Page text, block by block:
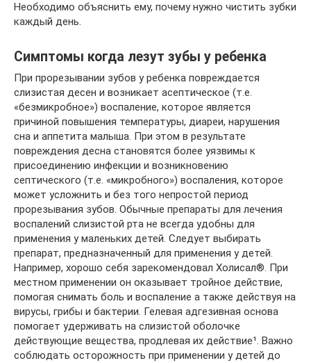
Необходимо объяснить ему, почему нужно чистить зубки
каждый день.
Симптомы когда лезут зубы у ребенка
При прорезывании зубов у ребенка повреждается
слизистая десен и возникает асептическое (т.е.
«безмикробное») воспаление, которое является
причиной повышения температуры, диареи, нарушения
сна и аппетита малыша. При этом в результате
повреждения десна становятся более уязвимы к
присоединению инфекции и возникновению
септического (т.е. «микробного») воспаления, которое
может усложнить и без того непростой период
прорезывания зубов. Обычные препараты для лечения
воспалений слизистой рта не всегда удобны для
применения у маленьких детей. Следует выбирать
препарат, предназначенный для применения у детей.
Например, хорошо себя зарекомендовал Холисал®. При
местном применении он оказывает тройное действие,
помогая снимать боль и воспаление а также действуя на
вирусы, грибы и бактерии. Гелевая адгезивная основа
помогает удерживать на слизистой оболочке
действующие вещества, продлевая их действие¹. Важно
соблюдать осторожность при применении у детей до